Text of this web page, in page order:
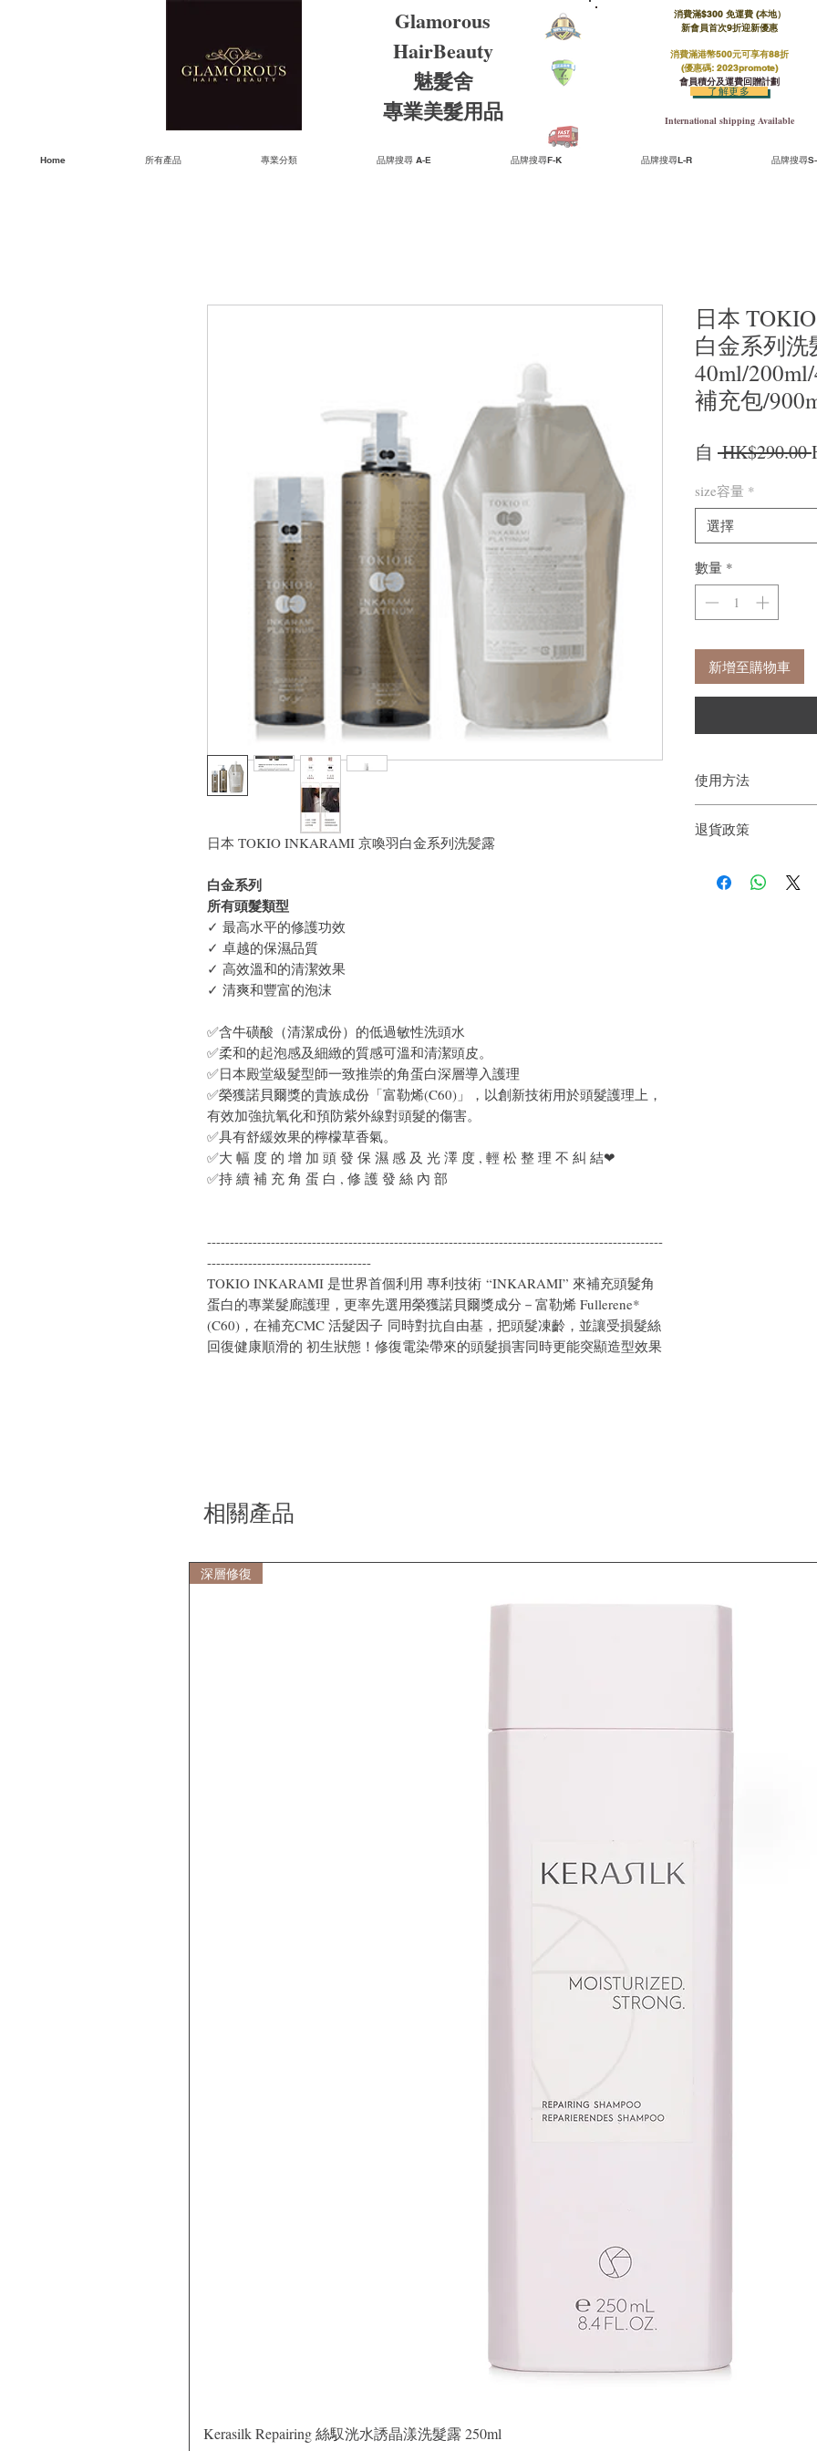
Glamorous
HairBeauty
魅髮舍
​​專業美髮用品
消費滿$300 免運費 (本地）​
新會員首次9折迎新優惠
消費滿港幣500元可享有88折
(優惠碼: 2023promote)
會員積分及運費回贈計劃
International shipping Available
了解更多
Home 所有產品 專業分類 品牌搜尋 A-E 品牌搜尋F-K 品牌搜尋L-R 品牌搜尋
日本 TOKIO INKARAMI 京喚羽白金系列洗髪露
白金系列
所有頭髮類型
✓ 最高水平的修護功效
✓ 卓越的保濕品質
✓ 高效溫和的清潔效果
✓ 清爽和豐富的泡沫
✅含牛磺酸（清潔成份）的低過敏性洗頭水
✅柔和的起泡感及細緻的質感可溫和清潔頭皮。
✅日本殿堂級髮型師一致推崇的角蛋白深層導入護理
✅榮獲諾貝爾獎的貴族成份「富勒烯(C60)」，以創新技術用於頭髮護理上，
有效加強抗氧化和預防紫外線對頭髮的傷害。
✅具有舒緩效果的檸檬草香氣。
✅大 幅 度 的 增 加 頭 發 保 濕 感 及 光 澤 度 , 輕 松 整 理 不 糾 結❤
✅持 續 補 充 角 蛋 白 , 修 護 發 絲 內 部
----------------------------------------------------------------------------------------------------
------------------------------------
TOKIO INKARAMI 是世界首個利用 專利技術 “INKARAMI” 來補充頭髮角
蛋白的專業髮廊護理，更率先選用榮獲諾貝爾獎成分－富勒烯 Fullerene*
(C60)，在補充CMC 活髮因子 同時對抗自由基，把頭髮凍齡，並讓受損髮絲
回復健康順滑的 初生狀態！修復電染帶來的頭髮損害同時更能突顯造型效果
日本
白金系列洗
40ml/
補充包/
自 HK$290.00
size容量 *
選擇
數量 *
新增至購物車
使用方法
質地而異。
退貨政策
戶。首先，您需要在
相關產品
深層修復
Kerasilk Repairing 絲馭洸水誘晶漾洗髮露 250ml